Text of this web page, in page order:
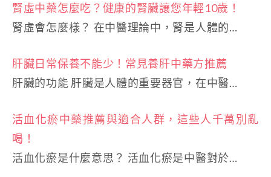
腎虛中藥怎麼吃？健康的腎臟讓您年輕10歲！
腎虛會怎麼樣？ 在中醫理論中，腎是人體的…
肝臟日常保養不能少！常見養肝中藥方推薦
肝臟的功能 肝臟是人體的重要器官，在中醫…
活血化瘀中藥推薦與適合人群，這些人千萬別亂
喝！
活血化瘀是什麼意思？ 活血化瘀是中醫對於…